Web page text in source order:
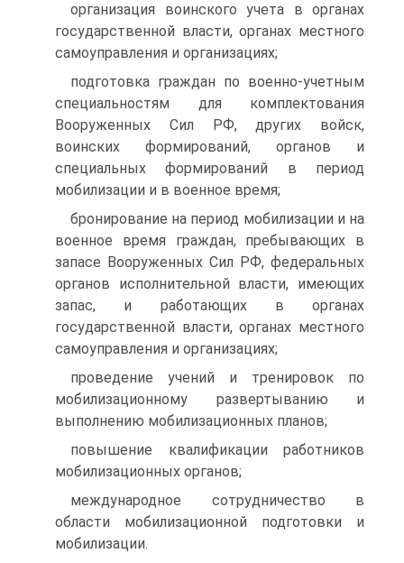
организация воинского учета в органах
государственной власти, органах местного
самоуправления и организациях;
подготовка граждан по военно-учетным
специальностям для комплектования
Вооруженных Сил РФ, других войск,
воинских формирований, органов и
специальных формирований в период
мобилизации и в военное время;
бронирование на период мобилизации и на
военное время граждан, пребывающих в
запасе Вооруженных Сил РФ, федеральных
органов исполнительной власти, имеющих
запас, и работающих в органах
государственной власти, органах местного
самоуправления и организациях;
проведение учений и тренировок по
мобилизационному развертыванию и
выполнению мобилизационных планов;
повышение квалификации работников
мобилизационных органов;
международное сотрудничество в
области мобилизационной подготовки и
мобилизации.